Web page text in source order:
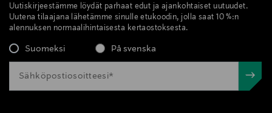
Uutiskirjeestämme löydät parhaat edut ja ajankohtaiset uutuudet.
Uutena tilaajana lähetämme sinulle etukoodin, jolla saat 10 %:n
alennuksen normaalihintaisesta kertaostoksesta.
Suomeksi På svenska